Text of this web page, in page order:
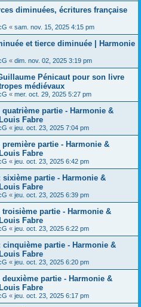
diminuées, écritures française
« sam. nov. 15, 2025 4:15 pm
et tierce diminuée | Harmonie
« dim. nov. 02, 2025 3:19 pm
Pénicaut pour son livre
médiévaux
« mer. oct. 29, 2025 5:27 pm
quatrième partie - Harmonie &
Fabre
« jeu. oct. 23, 2025 7:04 pm
première partie - Harmonie &
Fabre
« jeu. oct. 23, 2025 6:42 pm
sixième partie - Harmonie &
Fabre
« jeu. oct. 23, 2025 6:39 pm
troisième partie - Harmonie &
Fabre
« jeu. oct. 23, 2025 6:22 pm
cinquième partie - Harmonie &
Fabre
« jeu. oct. 23, 2025 6:20 pm
deuxième partie - Harmonie &
Fabre
« jeu. oct. 23, 2025 6:17 pm